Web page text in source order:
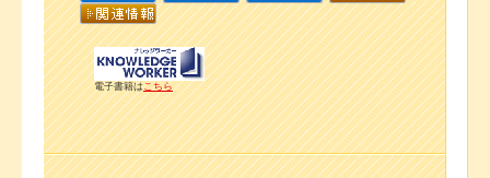
電子書籍はこちら